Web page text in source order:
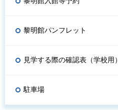
黎明館パンフレット
見学する際の確認表（学校用）
駐車場